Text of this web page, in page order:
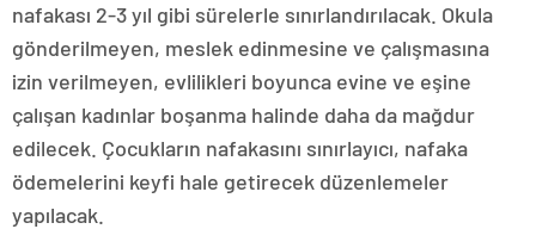
nafakası 2-3 yıl gibi sürelerle sınırlandırılacak. Okula
gönderilmeyen, meslek edinmesine ve çalışmasına
izin verilmeyen, evlilikleri boyunca evine ve eşine
çalışan kadınlar boşanma halinde daha da mağdur
edilecek. Çocukların nafakasını sınırlayıcı, nafaka
ödemelerini keyfi hale getirecek düzenlemeler
yapılacak.